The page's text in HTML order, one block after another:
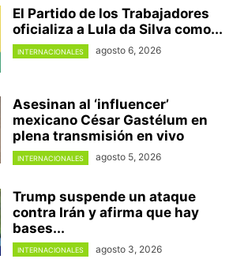
El Partido de los Trabajadores
oficializa a Lula da Silva como...
INTERNACIONALES agosto 6, 2026
Asesinan al ‘influencer’
mexicano César Gastélum en
plena transmisión en vivo
INTERNACIONALES agosto 5, 2026
Trump suspende un ataque
contra Irán y afirma que hay
bases...
INTERNACIONALES agosto 3, 2026